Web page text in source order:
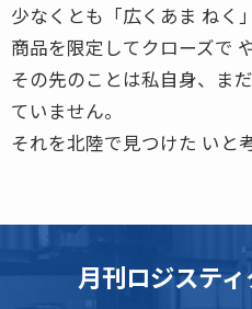
少なくとも「広くあま ねく
商品を限定してクローズで
その先のことは私自身、ま
ていません。
それを北陸で見つけた いと
月刊ロジステ